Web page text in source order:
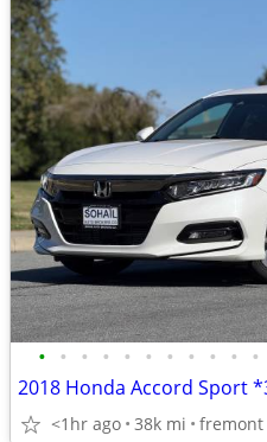
• • • • • • • • • • •
2018 Honda Accord Sport
<1hr ago 38k mi fremont